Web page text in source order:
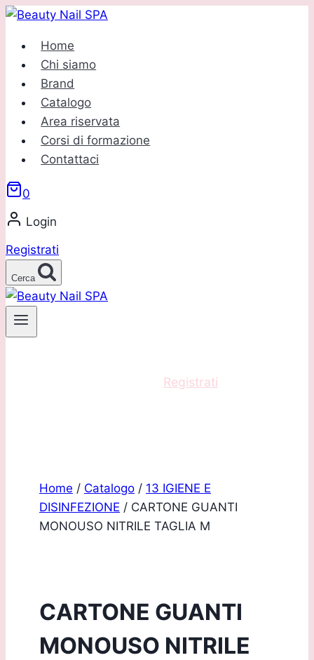
Salta
contenuto
Home
Chi siamo
Brand
Catalogo
Area riservata
Corsi di formazione
Contattaci
0
Login
Registrati
Cerca
Registrati
Home / Catalogo / 13 IGIENE E
DISINFEZIONE / CARTONE GUANTI
MONOUSO NITRILE TAGLIA M
CARTONE GUANTI
MONOUSO NITRILE